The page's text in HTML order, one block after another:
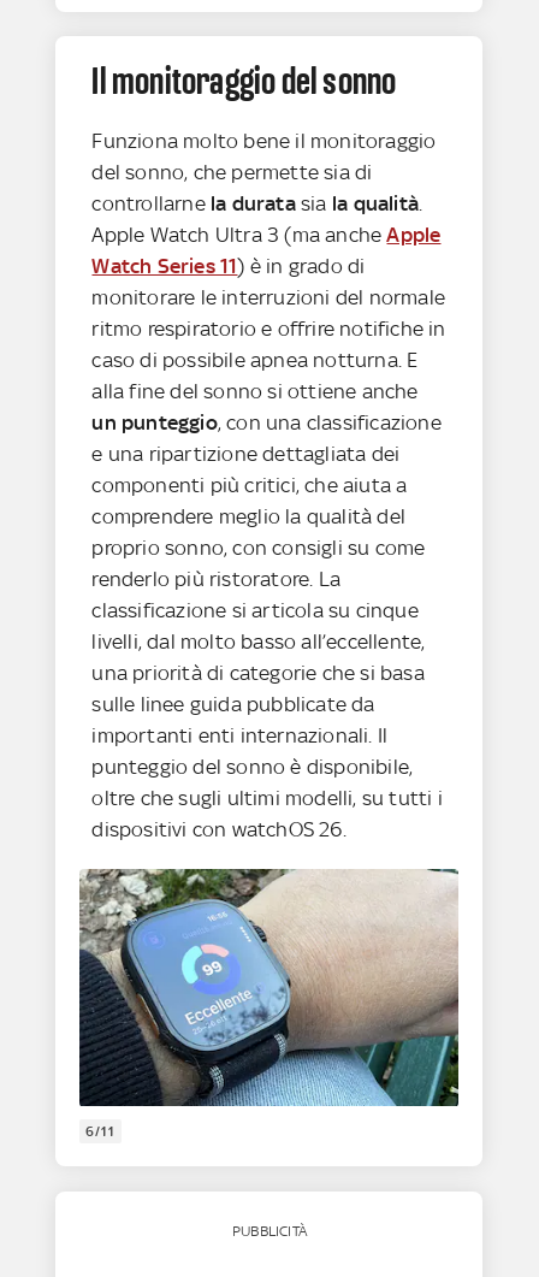
Il monitoraggio del sonno
Funziona molto bene il monitoraggio
del sonno, che permette sia di
controllarne la duratasia la qualità.
Apple Watch Ultra 3 (ma ancheApple
Watch Series 11) è in grado di
monitorare le interruzioni del normale
ritmo respiratorio e offrire notifiche in
caso di possibile apnea notturna. E
alla fine del sonno si ottiene anche
un punteggio, con una classificazione
e una ripartizione dettagliata dei
componenti più critici, che aiuta a
comprendere meglio la qualità del
proprio sonno, con consigli su come
renderlo più ristoratore. La
classificazione si articola su cinque
livelli, dal molto basso all’eccellente,
una priorità di categorie che si basa
sulle linee guida pubblicate da
importanti enti internazionali. Il
punteggio del sonno è disponibile,
oltre che sugli ultimi modelli, su tutti i
dispositivi con watchOS 26.
6/11
PUBBLICITÀ